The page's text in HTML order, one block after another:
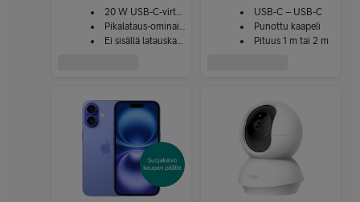
20 W USB-C-virtalähde
Pikalataus-ominaisuus
Ei sisällä latauskaapelia
USB-C – USB-C
Punottu kaapeli
Pituus 1 m tai 2 m